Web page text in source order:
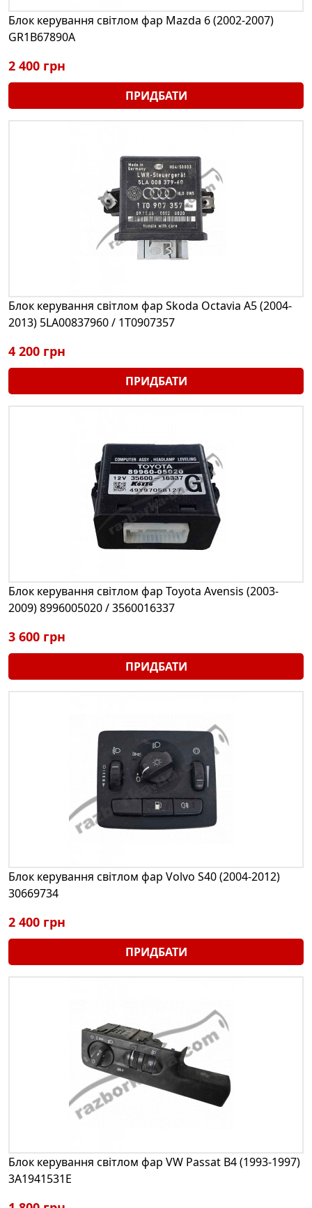
Блок керування світлом фар Mazda 6 (2002-2007)
GR1B67890A
2 400 грн
ПРИДБАТИ
Блок керування світлом фар Skoda Octavia A5 (2004-
2013) 5LA00837960 / 1T0907357
4 200 грн
ПРИДБАТИ
Блок керування світлом фар Toyota Avensis (2003-
2009) 8996005020 / 3560016337
3 600 грн
ПРИДБАТИ
Блок керування світлом фар Volvo S40 (2004-2012)
30669734
2 400 грн
ПРИДБАТИ
Блок керування світлом фар VW Passat B4 (1993-1997)
3A1941531E